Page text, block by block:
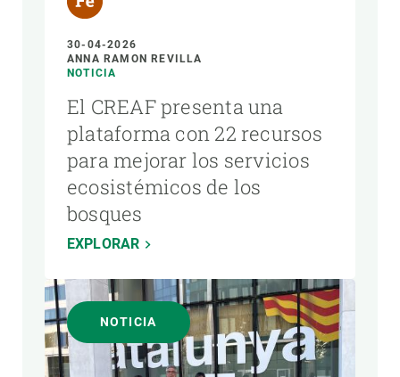
30-04-2026
ANNA RAMON REVILLA
NOTICIA
El CREAF presenta una
plataforma con 22 recursos
para mejorar los servicios
ecosistémicos de los
bosques
EXPLORAR
NOTICIA